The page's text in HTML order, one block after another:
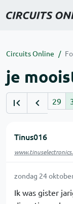
Circuits Online
je
29
Tinus016
zondag 24
Ik was gister